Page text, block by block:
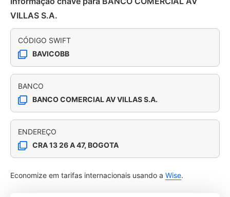
VILLAS S.A.
CÓDIGO SWIFT
BAVICOBB
BANCO
BANCO COMERCIAL AV VILLAS S.A.
ENDEREÇO
CRA 13 26 A 47, BOGOTA
Economize em tarifas internacionais usando a Wise.